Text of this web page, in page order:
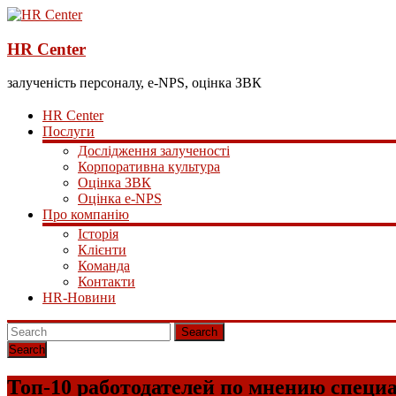
HR Center
залученість персоналу, e-NPS, оцінка ЗВК
HR Center
Послуги
Дослідження залученості
Корпоративна культура
Оцінка ЗВК
Оцінка e-NPS
Про компанію
Історія
Клієнти
Команда
Контакти
HR-Новини
Search
Топ-10 работодателей по мнению